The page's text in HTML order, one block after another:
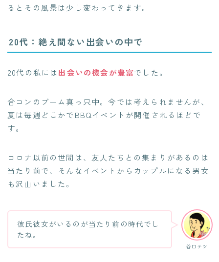
るとその風景は少し変わってきます。
20代：絶え間ない出会いの中で
20代の私には出会いの機会が豊富でした。
合コンのブーム真っ只中。今では考えられませんが、
夏は毎週どこかでBBQイベントが開催されるほどで
す。
コロナ以前の世間は、友人たちとの集まりがあるのは
当たり前で、そんなイベントからカップルになる男女
も沢山いました。
谷口テツ
彼氏彼女がいるのが当たり前の時代でし
たね。